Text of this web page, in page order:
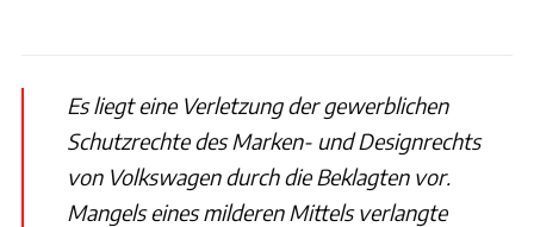
Es liegt eine Verletzung der gewerblichen
Schutzrechte des Marken- und Designrechts
von Volkswagen durch die Beklagten vor.
Mangels eines milderen Mittels verlangte